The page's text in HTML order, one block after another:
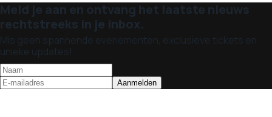
Meld je aan en ontvang het laatste nieuws
rechtstreeks in je inbox.
Mis geen spannende evenementen, exclusieve tickets en
unieke updates!